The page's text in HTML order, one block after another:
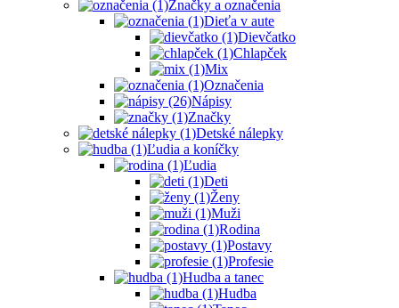
Značky a označenia
Dieťa v aute
Dievčatko
Chlapček
Mix
Označenia
Nápisy
Značky
Detské nálepky
Ľudia a koníčky
Ľudia
Deti
Ženy
Muži
Rodina
Postavy
Profesie
Hudba a tanec
Hudba